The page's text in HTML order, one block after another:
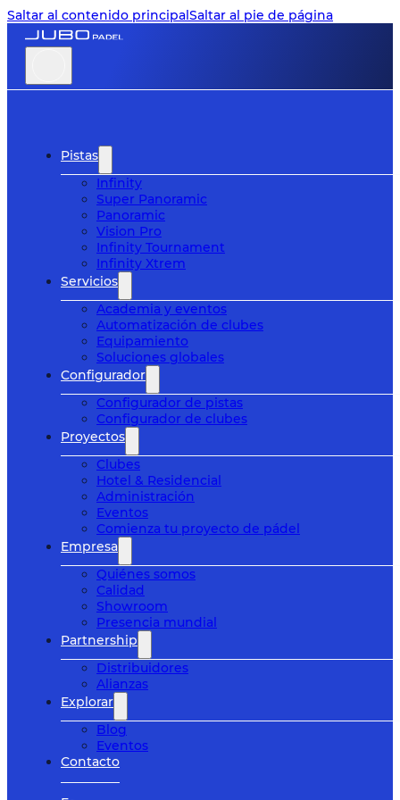
Saltar al contenido principalSaltar al pie de página
Pistas
Infinity
Super Panoramic
Panoramic
Vision Pro
Infinity Tournament
Infinity Xtrem
Servicios
Academia y eventos
Automatización de clubes
Equipamiento
Soluciones globales
Configurador
Configurador de pistas
Configurador de clubes
Proyectos
Clubes
Hotel & Residencial
Administración
Eventos
Comienza tu proyecto de pádel
Empresa
Quiénes somos
Calidad
Showroom
Presencia mundial
Partnership
Distribuidores
Alianzas
Explorar
Blog
Eventos
Contacto